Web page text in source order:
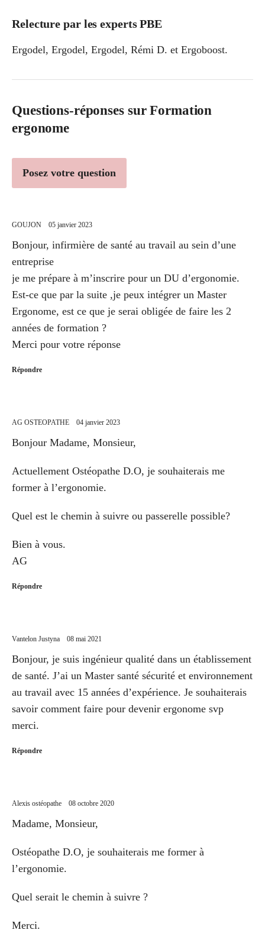
Relecture par les experts PBE
Ergodel, Ergodel, Ergodel, Rémi D. et Ergoboost.
Questions-réponses sur Formation
ergonome
Posez votre question
GOUJON 05 janvier 2023
Bonjour, infirmière de santé au travail au sein d’une
entreprise
je me prépare à m’inscrire pour un DU d’ergonomie.
Est-ce que par la suite ,je peux intégrer un Master
Ergonome, est ce que je serai obligée de faire les 2
années de formation ?
Merci pour votre réponse
Répondre
AG OSTEOPATHE 04 janvier 2023
Bonjour Madame, Monsieur,
Actuellement Ostéopathe D.O, je souhaiterais me
former à l’ergonomie.
Quel est le chemin à suivre ou passerelle possible?
Bien à vous.
AG
Répondre
Vantelon Justyna 08 mai 2021
Bonjour, je suis ingénieur qualité dans un établissement
de santé. J’ai un Master santé sécurité et environnement
au travail avec 15 années d’expérience. Je souhaiterais
savoir comment faire pour devenir ergonome svp
merci.
Répondre
Alexis ostéopathe 08 octobre 2020
Madame, Monsieur,
Ostéopathe D.O, je souhaiterais me former à
l’ergonomie.
Quel serait le chemin à suivre ?
Merci.